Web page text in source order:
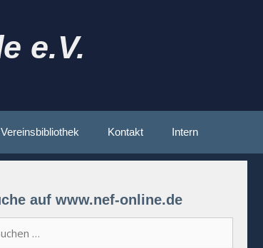
e.V.
Kontakt Intern
auf www.nef-online.de